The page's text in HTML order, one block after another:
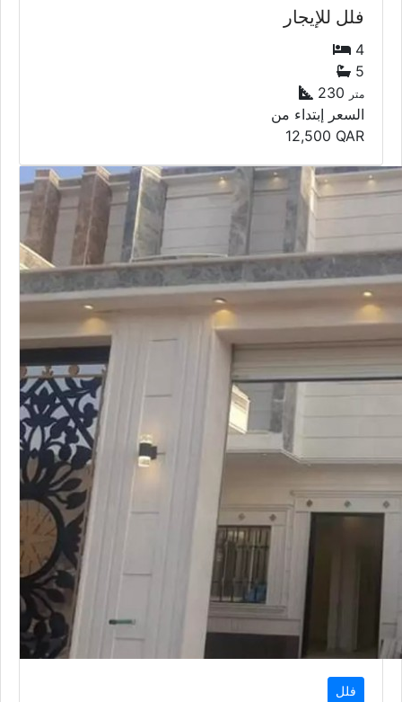
فلل للإيجار
4
5
230 متر
السعر إبتداء من
12,500 QAR
فلل